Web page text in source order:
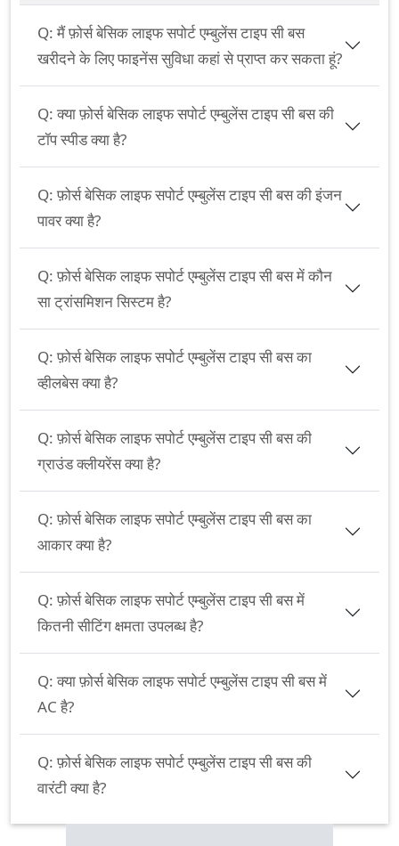
Q: मैं फ़ोर्स बेसिक लाइफ सपोर्ट एम्बुलेंस टाइप सी बस
खरीदने के लिए फाइनेंस सुविधा कहां से प्राप्त कर सकता हूं?
Q: क्या फ़ोर्स बेसिक लाइफ सपोर्ट एम्बुलेंस टाइप सी बस की
टॉप स्पीड क्या है?
Q: फ़ोर्स बेसिक लाइफ सपोर्ट एम्बुलेंस टाइप सी बस की इंजन
पावर क्या है?
Q: फ़ोर्स बेसिक लाइफ सपोर्ट एम्बुलेंस टाइप सी बस में कौन
सा ट्रांसमिशन सिस्टम है?
Q: फ़ोर्स बेसिक लाइफ सपोर्ट एम्बुलेंस टाइप सी बस का
व्हीलबेस क्या है?
Q: फ़ोर्स बेसिक लाइफ सपोर्ट एम्बुलेंस टाइप सी बस की
ग्राउंड क्लीयरेंस क्या है?
Q: फ़ोर्स बेसिक लाइफ सपोर्ट एम्बुलेंस टाइप सी बस का
आकार क्या है?
Q: फ़ोर्स बेसिक लाइफ सपोर्ट एम्बुलेंस टाइप सी बस में
कितनी सीटिंग क्षमता उपलब्ध है?
Q: क्या फ़ोर्स बेसिक लाइफ सपोर्ट एम्बुलेंस टाइप सी बस में
AC है?
Q: फ़ोर्स बेसिक लाइफ सपोर्ट एम्बुलेंस टाइप सी बस की
वारंटी क्या है?